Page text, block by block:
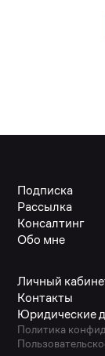
Подписка
Рассылка
Консалтинг
Обо мне
Личный
Контакты
Юридические
Политика